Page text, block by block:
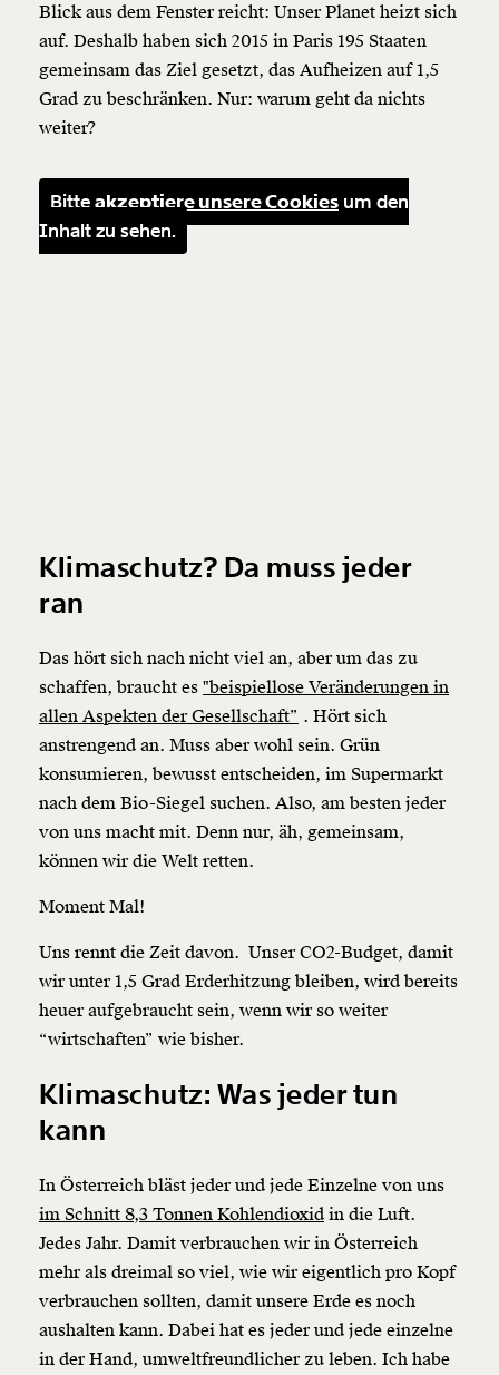
Blick aus dem Fenster reicht: Unser Planet heizt sich
auf. Deshalb haben sich 2015 in Paris 195 Staaten
gemeinsam das Ziel gesetzt, das Aufheizen auf 1,5
Grad zu beschränken. Nur: warum geht da nichts
weiter?
Bitteakzeptiere unsere Cookies um den
Inhalt zu sehen.
Klimaschutz? Da muss jeder
ran
Das hört sich nach nicht viel an, aber um das zu
schaffen, braucht es "beispiellose Veränderungen in
allen Aspekten der Gesellschaft” . Hört sich
anstrengend an. Muss aber wohl sein. Grün
konsumieren, bewusst entscheiden, im Supermarkt
nach dem Bio-Siegel suchen. Also, am besten jeder
von uns macht mit. Denn nur, äh, gemeinsam,
können wir die Welt retten.
Moment Mal!
Uns rennt die Zeit davon. Unser CO2-Budget, damit
wir unter 1,5 Grad Erderhitzung bleiben, wird bereits
heuer aufgebraucht sein, wenn wir so weiter
“wirtschaften” wie bisher.
Klimaschutz: Was jeder tun
kann
In Österreich bläst jeder und jede Einzelne von uns
im Schnitt 8,3 Tonnen Kohlendioxid in die Luft.
Jedes Jahr. Damit verbrauchen wir in Österreich
mehr als dreimal so viel, wie wir eigentlich pro Kopf
verbrauchen sollten, damit unsere Erde es noch
aushalten kann. Dabei hat es jeder und jede einzelne
in der Hand, umweltfreundlicher zu leben. Ich habe